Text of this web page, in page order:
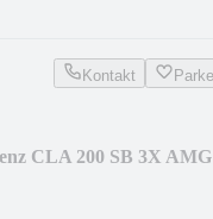
Kontakt
CLA 200 SB 3X AMG